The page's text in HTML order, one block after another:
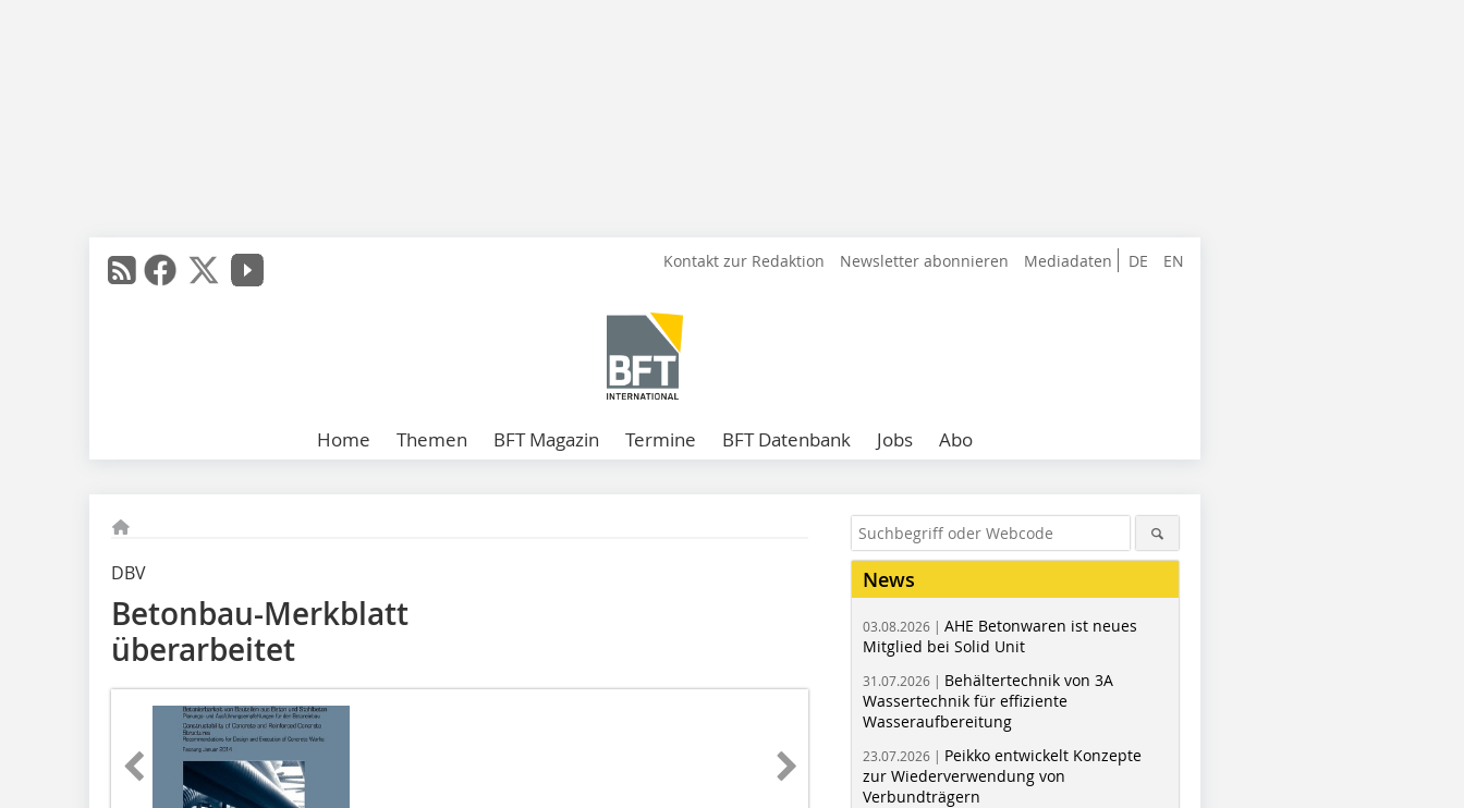
DE EN
Kontakt zur Redaktion Newsletter abonnieren Mediadaten
Home Themen BFT Magazin Termine BFT Datenbank Jobs Abo
DBV
Betonbau-Merkblatt
überarbeitet
News
03.08.2026 | AHE Betonwaren ist neues
Mitglied bei Solid Unit
31.07.2026 | Behältertechnik von 3A
Wassertechnik für effiziente
Wasseraufbereitung
23.07.2026 | Peikko entwickelt Konzepte
zur Wiederverwendung von
Verbundträgern